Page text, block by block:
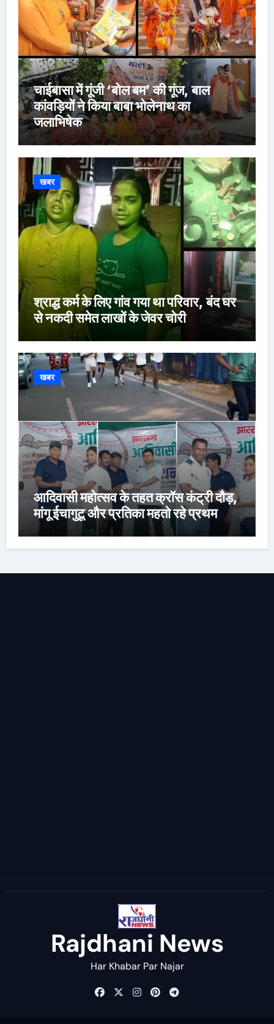
चाईबासा में गूंजी ‘बोल बम’ की गूंज, बाल
कांवड़ियों ने किया बाबा भोलेनाथ का
जलाभिषेक
खबर
श्राद्ध कर्म के लिए गांव गया था परिवार, बंद घर
से नकदी समेत लाखों के जेवर चोरी
खबर
आदिवासी महोत्सव के तहत क्रॉस कंट्री दौड़,
मांगू ईचागुटू और प्रतिका महतो रहे प्रथम
Rajdhani News
Har Khabar Par Najar